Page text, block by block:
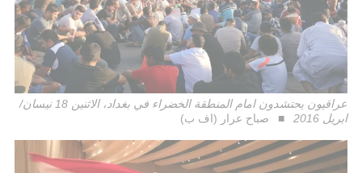
عراقيون يحتشدون امام المنطقة الخضراء في بغداد، الاثنين 18 نيسان/
ابريل 2016
صباح عرار (اف ب)